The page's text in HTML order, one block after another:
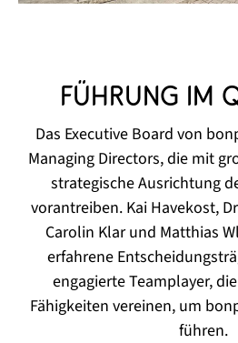
Führung im
Das Executive Board von
Managing Directors, die mit
strategische Ausrichtung
vorantreiben. Kai Havekost,
Carolin Klar und Matthias
erfahrene
engagierte Teamplayer,
Fähigkeiten vereinen, um
führen.